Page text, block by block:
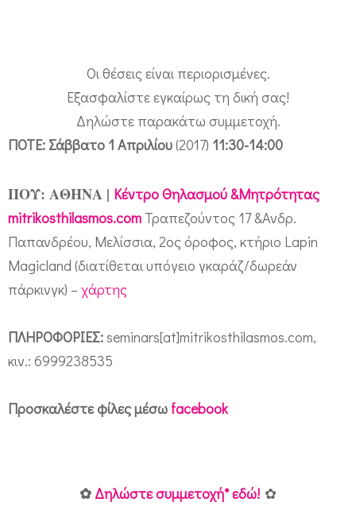
m
t
r
i
k
o
t
h
l
Οι θέσεις είναι περιορισμένες.
Εξασφαλίστε εγκαίρως τη δική σας!
Δηλώστε παρακάτω συμμετοχή.
ΠΟΤΕ: Σάββατο 1 Απριλίου(2017) 11:30-14:00
ΠΟΥ: ΑΘΗΝΑ | Κέντρο Θηλασμού &Μητρότητας
mitrikosthilasmos.com Τραπεζούντος 17 &Ανδρ.
Παπανδρέου, Μελίσσια, 2ος όροφος, κτήριο Lapin
Magicland (διατίθεται υπόγειο γκαράζ/δωρεάν
πάρκινγκ) – χάρτης
ΠΛΗΡΟΦΟΡΙΕΣ:seminars[at]mitrikosthilasmos.com,
κιν.: 6999238535
Προσκαλέστε φίλες μέσω facebook
✿ Δηλώστε συμμετοχή* εδώ! ✿